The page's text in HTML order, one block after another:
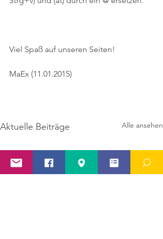
Viel Spaß auf unseren Seiten!
MaEx (11.01.2015)
Aktuelle Beiträge Alle ansehen